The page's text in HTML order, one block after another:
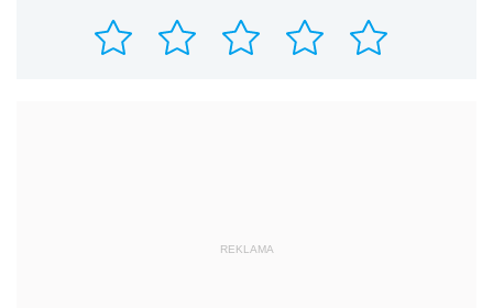
REKLAMA